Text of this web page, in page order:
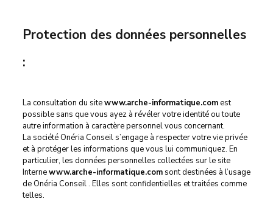
Protection des données personnelles
:
La consultation du sitewww.arche-informatique.comest
possible sans que vous ayez à révéler votre identité ou toute
autre information à caractère personnel vous concernant.
La société Onéria Conseil s’engage à respecter votre vie privée
et à protéger les informations que vous lui communiquez. En
particulier, les données personnelles collectées sur le site
Internewww.arche-informatique.comsont destinées à l’usage
de Onéria Conseil . Elles sont confidentielles et traitées comme
telles.